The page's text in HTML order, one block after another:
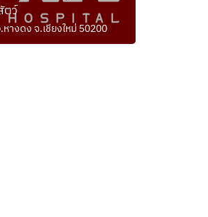
ตว์
างดง จ.เชียงใหม่ 50200